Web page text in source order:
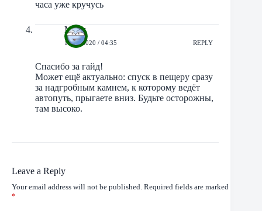
часа уже кручусь
Мьол
19/06/2020 / 04:35 REPLY
Спасибо за гайд!
Может ещё актуально: спуск в пещеру сразу
за надгробным камнем, к которому ведёт
автопуть, прыгаете вниз. Будьте осторожны,
там высоко.
Leave a Reply
Your email address will not be published. Required fields are marked
*